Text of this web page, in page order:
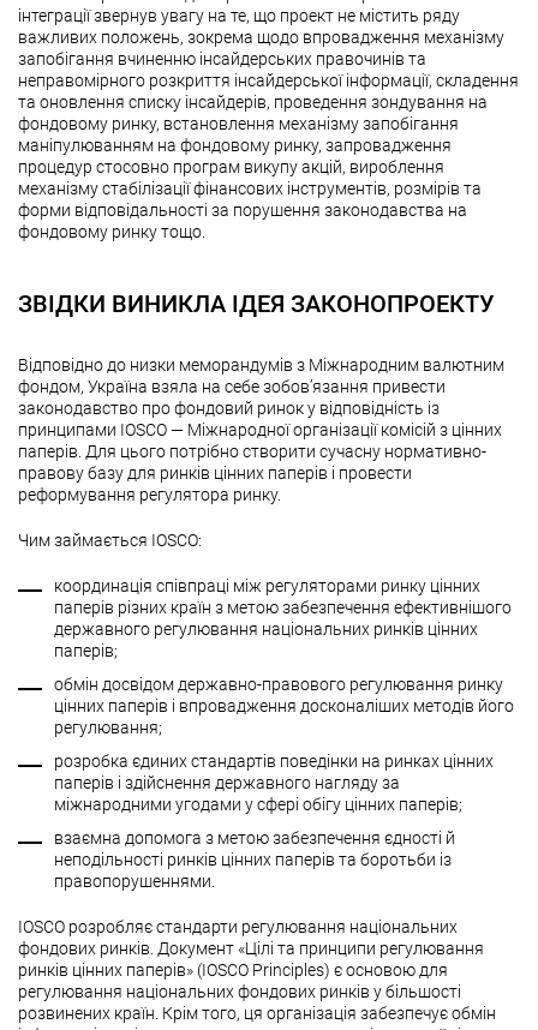
інтеграції звернув увагу на те, що проект не містить ряду
важливих положень, зокрема щодо впровадження механізму
запобігання вчиненню інсайдерських правочинів та
неправомірного розкриття інсайдерської інформації, складення
та оновлення списку інсайдерів, проведення зондування на
фондовому ринку, встановлення механізму запобігання
маніпулюванням на фондовому ринку, запровадження
процедур стосовно програм викупу акцій, вироблення
механізму стабілізації фінансових інструментів, розмірів та
форми відповідальності за порушення законодавства на
фондовому ринку тощо.
ЗВІДКИ ВИНИКЛА ІДЕЯ ЗАКОНОПРОЕКТУ
Відповідно до низки меморандумів з Міжнародним валютним
фондом, Україна взяла на себе зобов’язання привести
законодавство про фондовий ринок у відповідність із
принципами IOSCO — Міжнародної організації комісій з цінних
паперів. Для цього потрібно створити сучасну нормативно-
правову базу для ринків цінних паперів і провести
реформування регулятора ринку.
Чим займається ІОSСО:
координація співпраці між регуляторами ринку цінних
паперів різних країн з метою забезпечення ефективнішого
державного регулювання національних ринків цінних
паперів;
обмін досвідом державно-правового регулювання ринку
цінних паперів і впровадження досконаліших методів його
регулювання;
розробка єдиних стандартів поведінки на ринках цінних
паперів і здійснення державного нагляду за
міжнародними угодами у сфері обігу цінних паперів;
взаємна допомога з метою забезпечення єдності й
неподільності ринків цінних паперів та боротьби із
правопорушеннями.
IOSCO розробляє стандарти регулювання національних
фондових ринків. Документ «Цілі та принципи регулювання
ринків цінних паперів» (IOSCO Principles) є основою для
регулювання національних фондових ринків у більшості
розвинених країн. Крім того, ця організація забезпечує обмін